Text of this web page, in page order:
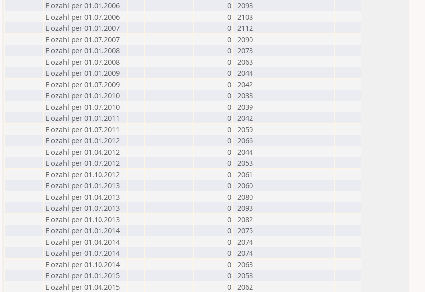
Elozahl per 01.01.2006
0 2098
Elozahl per 01.07.2006
0 2108
Elozahl per 01.01.2007
0 2112
Elozahl per 01.07.2007
0 2090
Elozahl per 01.01.2008
0 2073
Elozahl per 01.07.2008
0 2063
Elozahl per 01.01.2009
0 2044
Elozahl per 01.07.2009
0 2042
Elozahl per 01.01.2010
0 2038
Elozahl per 01.07.2010
0 2039
Elozahl per 01.01.2011
0 2042
Elozahl per 01.07.2011
0 2059
Elozahl per 01.01.2012
0 2066
Elozahl per 01.04.2012
0 2044
Elozahl per 01.07.2012
0 2053
Elozahl per 01.10.2012
0 2061
Elozahl per 01.01.2013
0 2060
Elozahl per 01.04.2013
0 2080
Elozahl per 01.07.2013
0 2093
Elozahl per 01.10.2013
0 2082
Elozahl per 01.01.2014
0 2075
Elozahl per 01.04.2014
0 2074
Elozahl per 01.07.2014
0 2074
Elozahl per 01.10.2014
0 2063
Elozahl per 01.01.2015
0 2058
Elozahl per 01.04.2015
0 2062